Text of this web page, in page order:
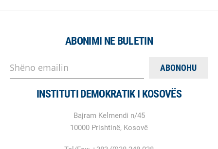
ABONIMI NE BULETIN
Shëno emailin
INSTITUTI DEMOKRATIK I KOSOVËS
Bajram Kelmendi n/45
10000 Prishtinë, Kosovë